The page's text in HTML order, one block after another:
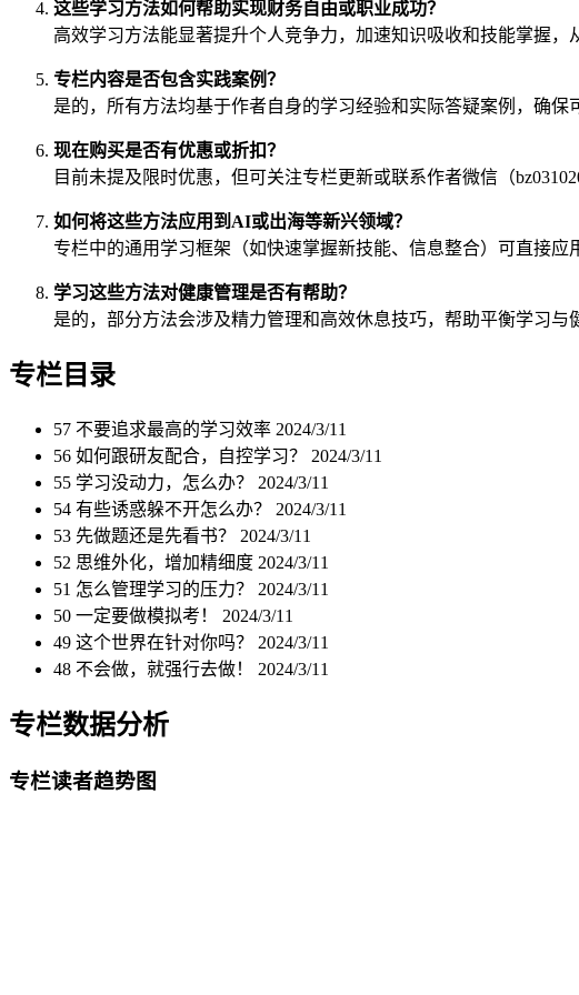
这些学习方法如何帮助实现财务自由或职业成功？
高效学习方法能显著提升个人竞争力，加速知识吸收和技能掌握
专栏内容是否包含实践案例？
是的，所有方法均基于作者自身的学习经验和实际答疑案例，确保
现在购买是否有优惠或折扣？
目前未提及限时优惠，但可关注专栏更新或联系作者微信（
如何将这些方法应用到AI或出海等新兴领域？
专栏中的通用学习框架（如快速掌握新技能、信息整合）可直接应
学习这些方法对健康管理是否有帮助？
是的，部分方法会涉及精力管理和高效休息技巧，帮助平衡学习与
专栏目录
57 不要追求最高的学习效率 2024/3/11
56 如何跟研友配合，自控学习？ 2024/3/11
55 学习没动力，怎么办？ 2024/3/11
54 有些诱惑躲不开怎么办？ 2024/3/11
53 先做题还是先看书？ 2024/3/11
52 思维外化，增加精细度 2024/3/11
51 怎么管理学习的压力？ 2024/3/11
50 一定要做模拟考！ 2024/3/11
49 这个世界在针对你吗？ 2024/3/11
48 不会做，就强行去做！ 2024/3/11
专栏数据分析
专栏读者趋势图